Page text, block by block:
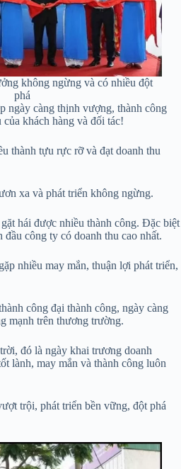
không ngừng và có nhiều đột
phá
ngày càng thịnh vượng, thành công
khách hàng và đối tác!
thành tựu rực rỡ và đạt doanh thu
xa và phát triển không ngừng.
hái được nhiều thành công. Đặc biệt
đầu công ty có doanh thu cao nhất.
nhiều may mắn, thuận lợi phát triển,
công đại thành công, ngày càng
mạnh trên thương trường.
đó là ngày khai trương doanh
lành, may mắn và thành công luôn
trội, phát triển bền vững, đột phá